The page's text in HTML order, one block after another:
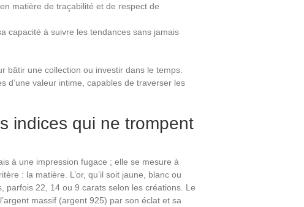
matière de traçabilité et de respect de
capacité à suivre les tendances sans jamais
bâtir une collection ou investir dans le temps.
d’une valeur intime, capables de traverser les
indices qui ne trompent
à une impression fugace ; elle se mesure à
: la matière. L’or, qu’il soit jaune, blanc ou
parfois 22, 14 ou 9 carats selon les créations. Le
massif (argent 925) par son éclat et sa